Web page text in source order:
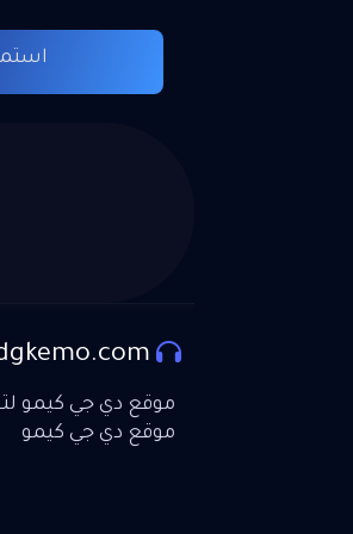
موقع دي جي كيمو
موقع دي جي كيمو